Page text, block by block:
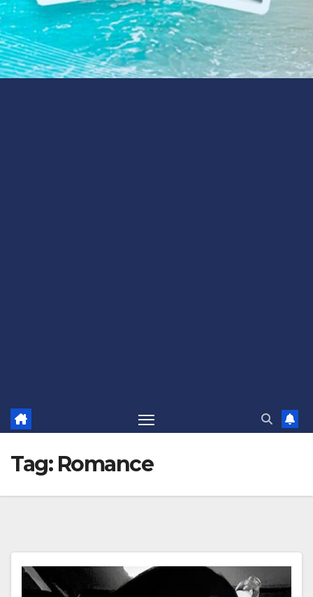
Tag: Romance